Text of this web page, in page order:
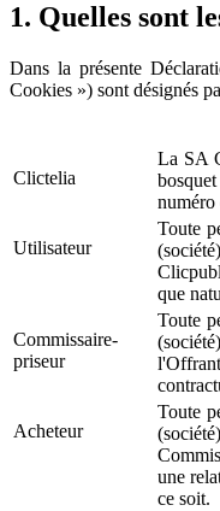
1. Quelles sont
Dans la présente
Cookies ») sont désignés
Clictelia
La SA
numéro
Utilisateur
Toute
que
Commissaire-
priseur
Toute
Acheteur
Toute
une
ce soit.